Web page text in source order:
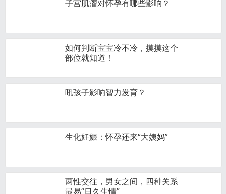
子宫肌瘤对怀孕有哪些影响？
如何判断宝宝冷不冷，摸摸这个
部位就知道！
吼孩子影响智力发育？
生化妊娠：怀孕还来“大姨妈”
两性交往，男女之间，四种关系
最易“日久生情”